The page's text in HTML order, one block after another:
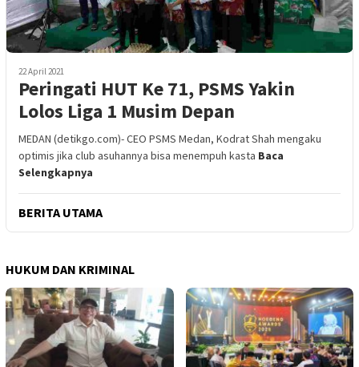
22 April 2021
Peringati HUT Ke 71, PSMS Yakin
Lolos Liga 1 Musim Depan
MEDAN (detikgo.com)- CEO PSMS Medan, Kodrat Shah mengaku
optimis jika club asuhannya bisa menempuh kasta Baca
Selengkapnya
BERITA UTAMA
HUKUM DAN KRIMINAL